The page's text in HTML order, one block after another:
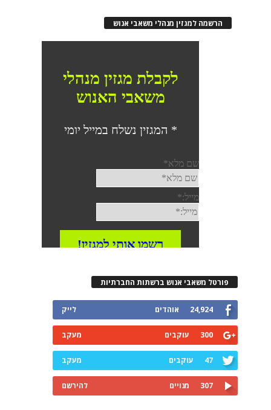
הרשמה למגזין מנהלי משאבי אנוש
משאבי אנוש ברשתות החברתיות
אוהדים
עוקבים
עוקבים
מנויים